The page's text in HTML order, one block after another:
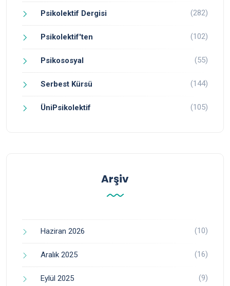
Psikolektif Dergisi (282)
Psikolektif'ten (102)
Psikososyal (55)
Serbest Kürsü (144)
ÜniPsikolektif (105)
Arşiv
Haziran 2026 (10)
Aralık 2025 (16)
Eylül 2025 (9)